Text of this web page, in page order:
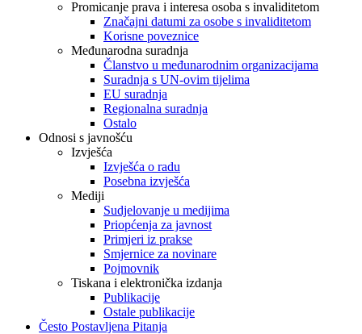
Promicanje prava i interesa osoba s invaliditetom
Značajni datumi za osobe s invaliditetom
Korisne poveznice
Međunarodna suradnja
Članstvo u međunarodnim organizacijama
Suradnja s UN-ovim tijelima
EU suradnja
Regionalna suradnja
Ostalo
Odnosi s javnošću
Izvješća
Izvješća o radu
Posebna izvješća
Mediji
Sudjelovanje u medijima
Priopćenja za javnost
Primjeri iz prakse
Smjernice za novinare
Pojmovnik
Tiskana i elektronička izdanja
Publikacije
Ostale publikacije
Često Postavljena Pitanja